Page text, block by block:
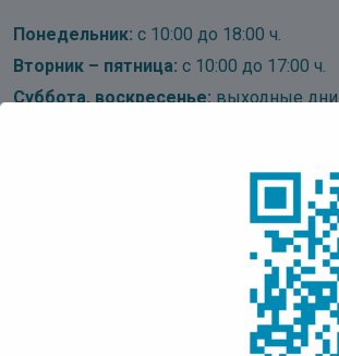
Понедельник: с 10:00 до 18:00 ч.
Вторник – пятница: с 10:00 до 17:00 ч.
Суббота, воскресенье:выходные дни